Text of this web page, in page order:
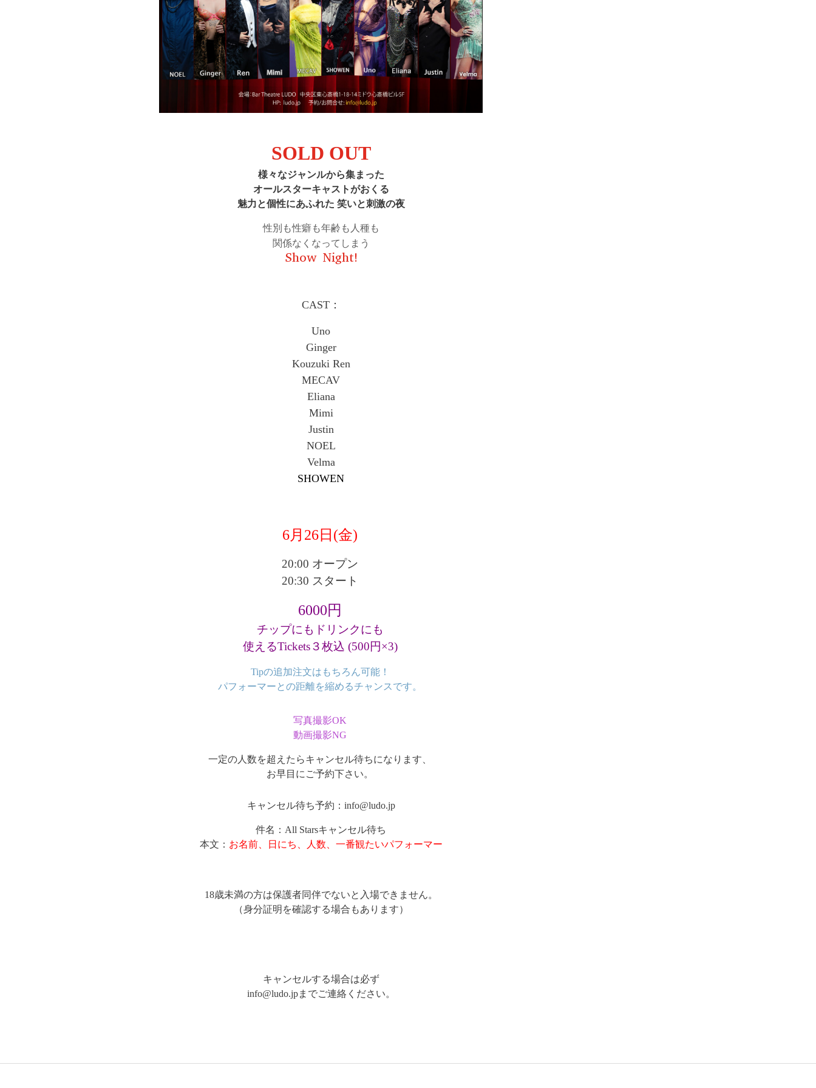
SOLD OUT
様々なジャンルから集まった
オールスターキャストがおくる
魅力と個性にあふれた 笑いと刺激の夜
性別も性癖も年齢も人種も
関係なくなってしまう
Show Night!
CAST：
Uno
Ginger
Kouzuki Ren
MECAV
Eliana
Mimi
Justin
NOEL
Velma
SHOWEN
6月26日(金)
20:00 オープン
20:30 スタート
6000円
チップにもドリンクにも
使えるTickets３枚込 (500円×3)
Tipの追加注文はもちろん可能！
パフォーマーとの距離を縮めるチャンスです。
写真撮影OK
動画撮影NG
一定の人数を超えたらキャンセル待ちになります、
お早目にご予約下さい。
キャンセル待ち予約：info@ludo.jp
件名：All Starsキャンセル待ち
本文： お名前、日にち、人数、一番観たいパフォーマー
18歳未満の方は保護者同伴でないと入場できません。
（身分証明を確認する場合もあります）
キャンセルする場合は必ず
info@ludo.jpまでご連絡ください。